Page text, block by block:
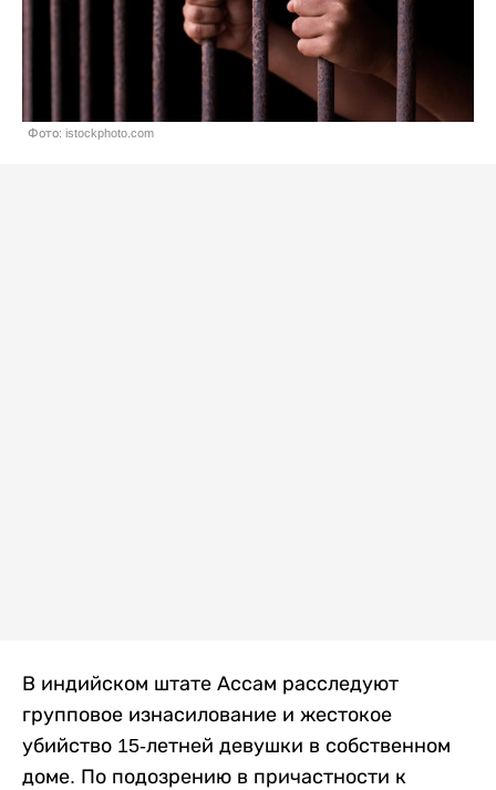
Фото: istockphoto.com
В индийском штате Ассам расследуют
групповое изнасилование и жестокое
убийство 15-летней девушки в собственном
доме. По подозрению в причастности к